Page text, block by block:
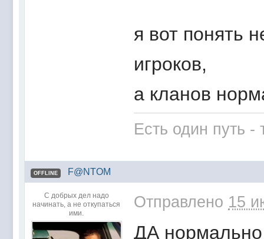
я вот понять
игроков,
а кланов
Есть один путь
OFFLINE F@NTOM
С добрых дел надо
начинать, а не откупаться
ими.
Отправлено 15
ДА